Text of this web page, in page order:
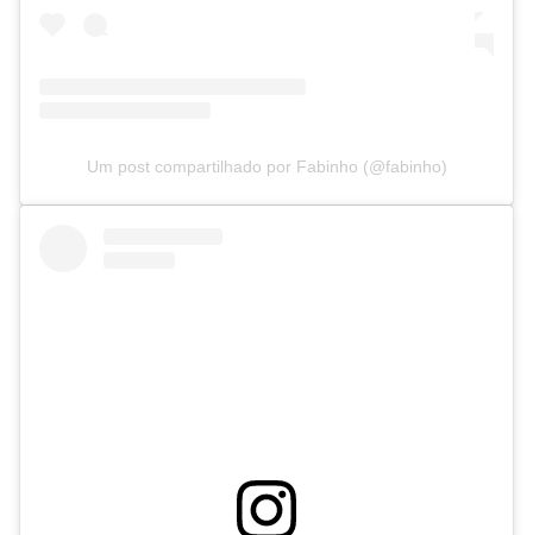
Um post compartilhado por Fabinho (@fabinho)